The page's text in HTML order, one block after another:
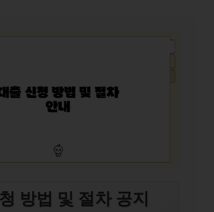
방법 및 절차 공지